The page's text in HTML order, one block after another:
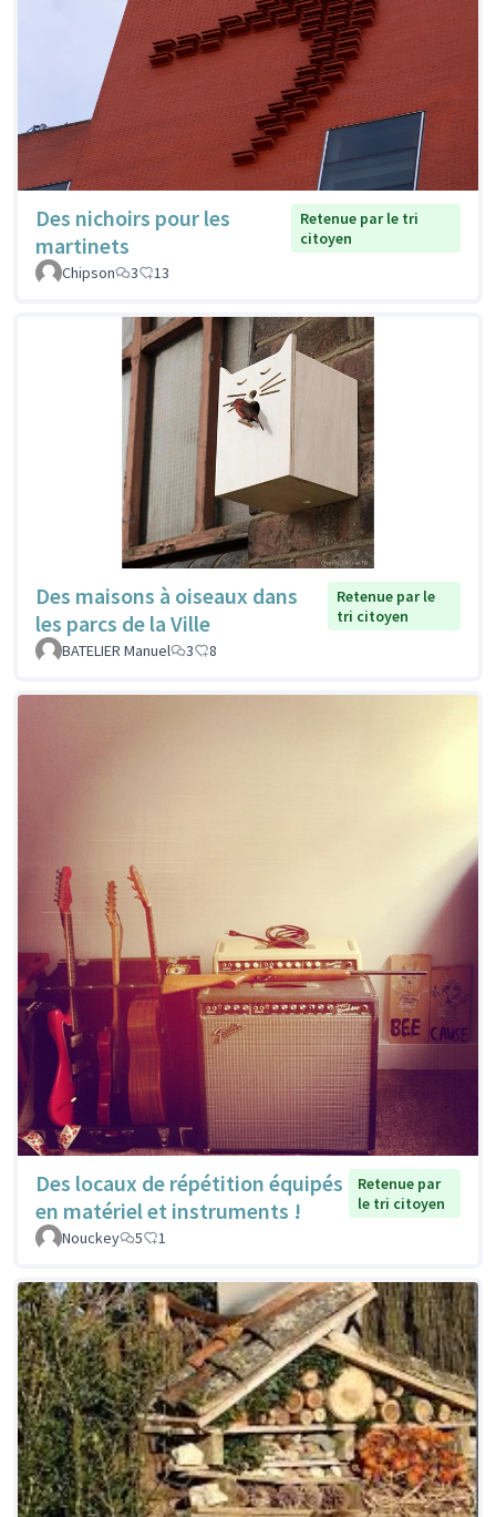
Des nichoirs pour les
martinets
Retenue par le tri
citoyen
Chipson
3 13
Des maisons à oiseaux dans
les parcs de la Ville
Retenue par le
tri citoyen
BATELIER Manuel
3 8
Des locaux de répétition équipés
en matériel et instruments !
Retenue par
le tri citoyen
Nouckey
5 1